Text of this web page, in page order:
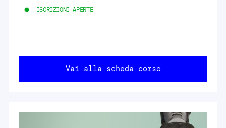
ISCRIZIONI APERTE
Vai alla scheda corso